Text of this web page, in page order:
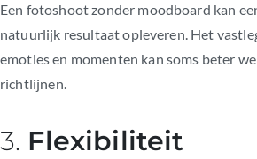
Een fotoshoot zonder moodboard kan
natuurlijk resultaat opleveren. Het
emoties en momenten kan soms beter
richtlijnen.
3. Flexibiliteit